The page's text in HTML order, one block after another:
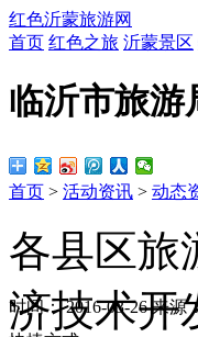
红色沂蒙旅游网
首页 红色之旅 沂蒙景区
临沂市旅游
首页 > 活动资讯 > 动态
时间： 2016-03-26 来源
各县区旅
济技术开